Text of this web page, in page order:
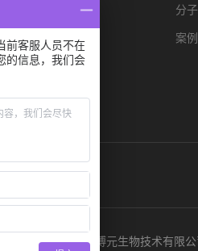
细胞染色案例
单细胞测序
分
案
所有：江西中洪博元生物技术有限
前客服人员不在
的信息，我们会